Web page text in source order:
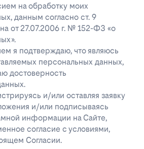
на обработку моих
данным согласно ст. 9
от 27.07.2006 г. № 152-ФЗ «о
я подтверждаю, что являюсь
персональных данных,
достоверность
и/или оставляя заявку
и/или подписываясь
информации на Сайте,
согласие с условиями,
Согласии.